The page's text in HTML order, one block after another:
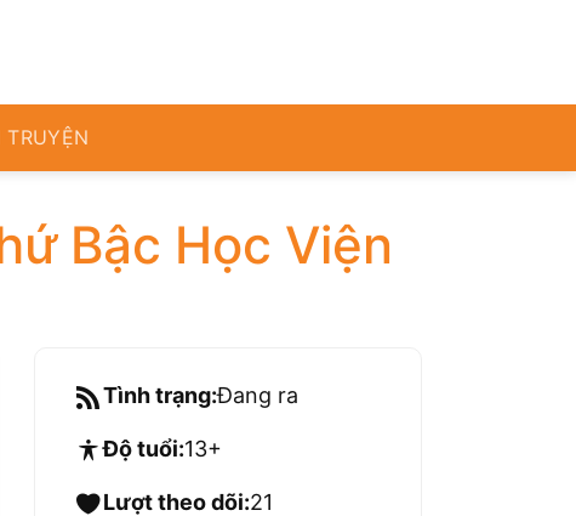
TRUYỆN
Bậc Học Viện
Tình trạng:Đang ra
Độ tuổi:13+
Lượt theo dõi:21